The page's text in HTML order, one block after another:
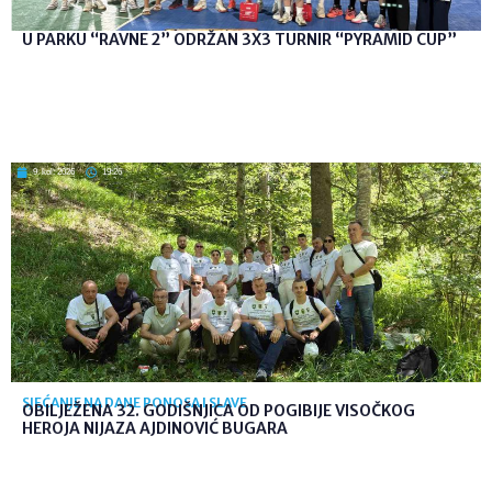
U PARKU “RAVNE 2” ODRŽAN 3X3 TURNIR “PYRAMID CUP”
9. kol. 2026 19:26
SJEĆANJE NA DANE PONOSA I SLAVE
OBILJEŽENA 32. GODIŠNJICA OD POGIBIJE VISOČKOG
HEROJA NIJAZA AJDINOVIĆ BUGARA